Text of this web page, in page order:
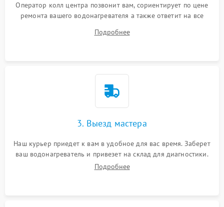
Оператор колл центра позвонит вам, сориентирует по цене
ремонта вашего водонагревателя а также ответит на все
Подробнее
3. Выезд мастера
Наш курьер приедет к вам в удобное для вас время. Заберет
ваш водонагреватель и привезет на склад для диагностики.
Подробнее